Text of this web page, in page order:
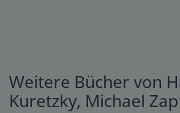
Weitere Bücher von
Kuretzky, Michael